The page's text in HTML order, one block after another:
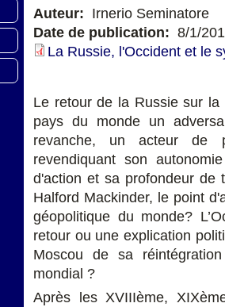
Auteur: Irnerio Seminatore
Date de publication: 8/1/
La Russie, l'Occident et le
Le retour de la Russie sur
pays du monde un
revanche, un acteur de
revendiquant son
d'action et sa profondeur de
Halford Mackinder, le point
géopolitique du monde?
retour ou une explication
Moscou de sa
mondial ?
Après les XVIIIème,